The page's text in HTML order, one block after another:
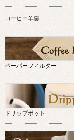
コーヒー羊羹
ペーパーフィルター
ドリップポット